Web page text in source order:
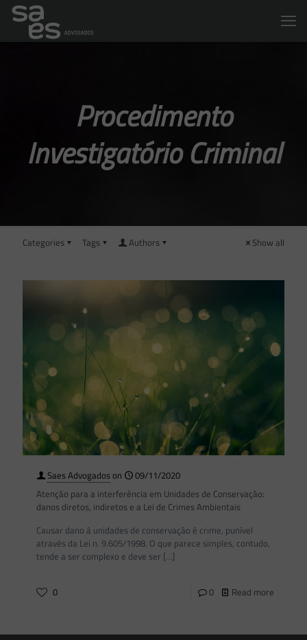
Procedimento
Investigatório Criminal
Categories Tags Authors Show all
Saes Advogadoson
09/11/2020
Atenção para a interferência em Unidades de Conservação:
danos diretos, indiretos e a Lei de Crimes Ambientais
Causar dano à unidades de conservação é crime, punível
através da Lei n. 9.605/1998. O que parece simples, contudo,
tende a ser complexo e deve ser […]
0 0 Read more